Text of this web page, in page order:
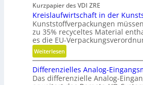
e
i
l
b
e
s
c
r
e
i
e
s
H
y
b
c
h
n
e
l
l
g
e
n
Kurzpapier des VDI ZRE
Kreislaufwirtschaft in der
Kunststoffverpackungen
zu 35% recyceltes Material
es die EU-
Weiterlesen:
K
r
e
Differenzielles Analog-
Das differenzielle Analog-